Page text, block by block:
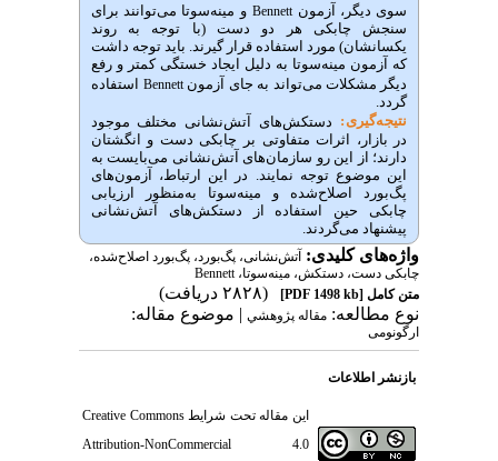
سوی دیگر، آزمون Bennett و مینه‌سوتا می‌توانند برای
سنجش چابکی هر دو دست (با توجه به روند
یکسانشان) مورد استفاده قرار گیرند. باید توجه داشت
که آزمون مینه‌سوتا به دلیل ایجاد خستگی کمتر و رفع
دیگر مشکلات می‌تواند به جای آزمون Bennett استفاده
گردد.
نتیجه‌گیری: دستکش‌های آتش‌نشانی مختلف موجود
در بازار، اثرات متفاوتی بر چابکی دست و انگشتان
دارند؛ از این رو سازمان‌های آتش‌نشانی می‌بایست به
این موضوع توجه نمایند. در این ارتباط، آزمون‌های
پگ‌بورد اصلاح‌شده و مینه‌سوتا به‌منظور ارزیابی
چابکی حین استفاده از دستکش‌های آتش‌نشانی
پیشنهاد می‌گردند.
واژه‌های کلیدی: آتش‌نشانی، پگ‌بورد، پگ‌بورد اصلاح‌شده،
چابکی دست، دستکش، مینه‌سوتا، Bennett
متن کامل[PDF 1498 kb]
(۲۸۲۸ دریافت)
نوع مطالعه: مقاله پژوهشي| موضوع مقاله:
ارگونومی
بازنشر اطلاعات
این مقاله تحت شرایطCreative Commons
Attribution-NonCommercial 4.0